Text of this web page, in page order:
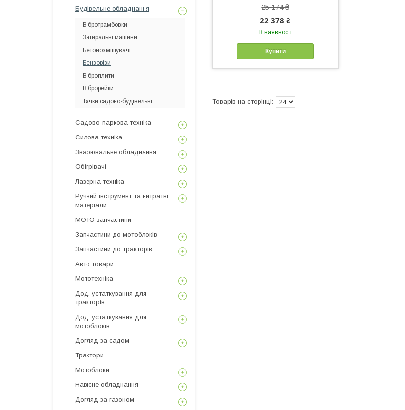
25 174 ₴
22 378 ₴
В наявності
Купити
Будівельне обладнання
Вібротрамбовки
Затиральні машини
Бетонозмішувачі
Бензорізи
Віброплити
Віброрейки
Тачки садово-будівельні
Садово-паркова техніка
Силова техніка
Зварювальне обладнання
Обігрівачі
Лазерна техніка
Ручний інструмент та витратні
матеріали
МОТО запчастини
Запчастини до мотоблоків
Запчастини до тракторів
Авто товари
Мототехніка
Дод. устаткування для
тракторів
Дод. устаткування для
мотоблоків
Догляд за садом
Трактори
Мотоблоки
Навісне обладнання
Догляд за газоном